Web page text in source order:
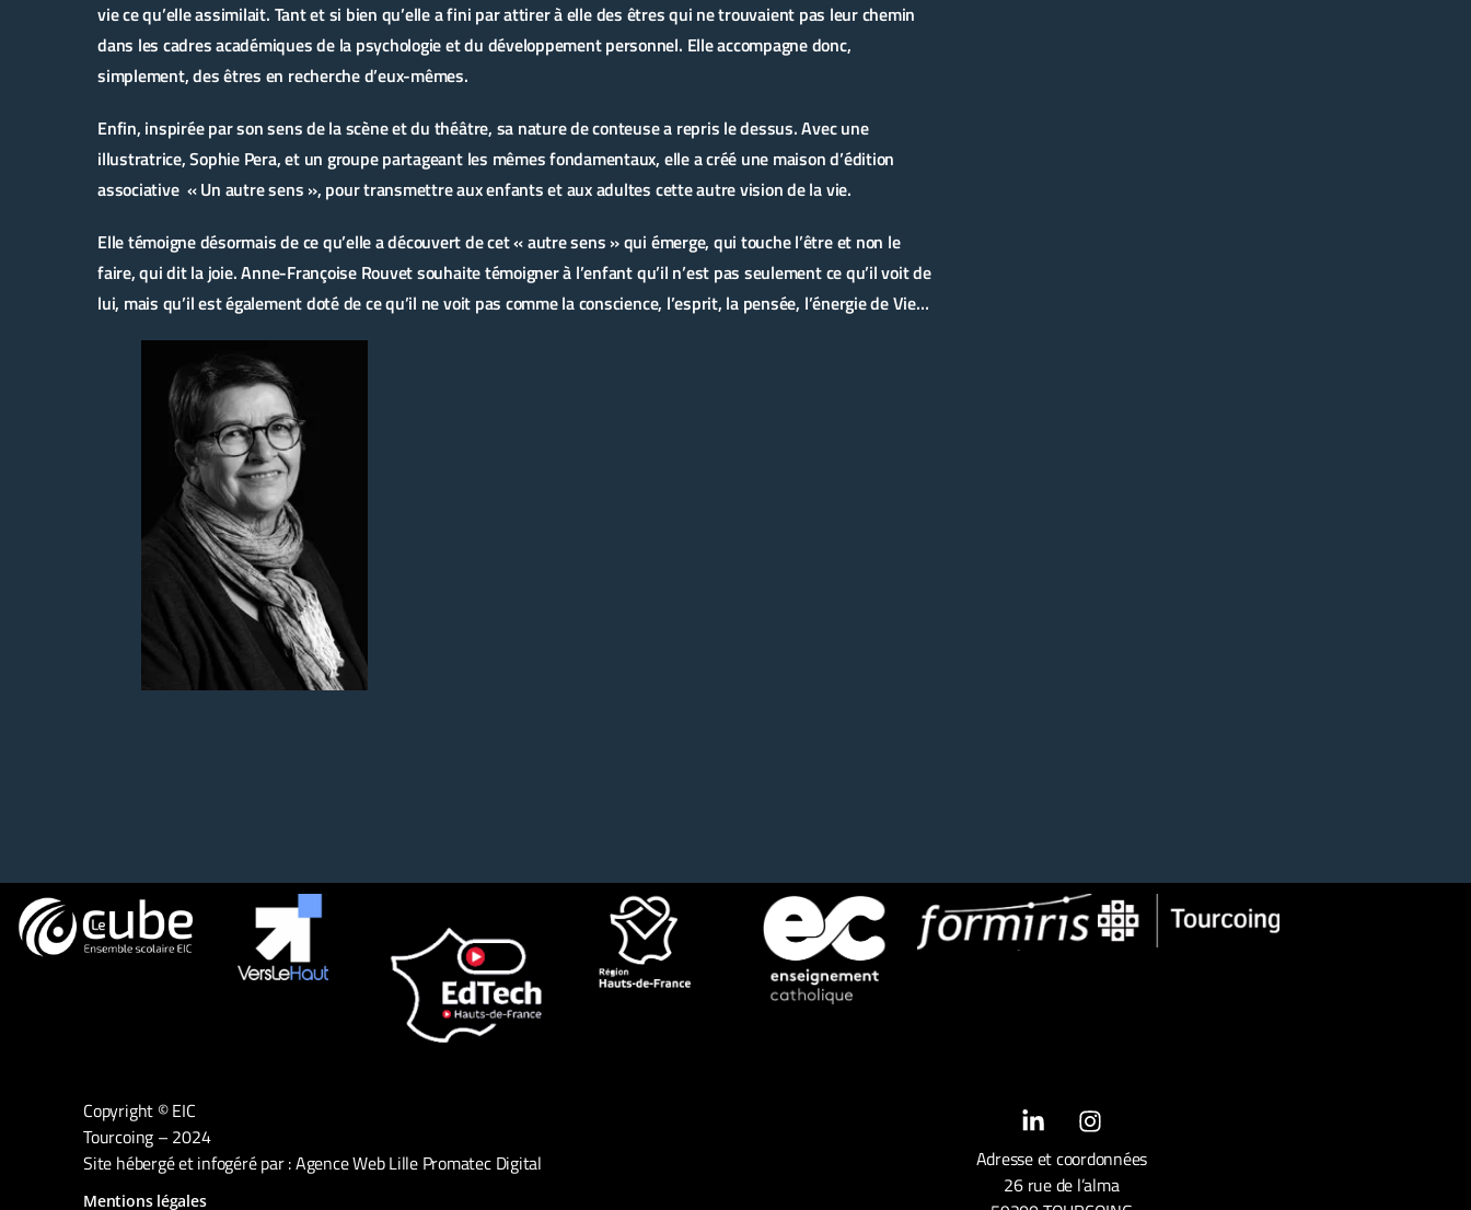
vie ce qu’elle assimilait. Tant et si bien qu’elle a fini par attirer à elle des êtres qui ne trouvaient pas leur chemin
dans les cadres académiques de la psychologie et du développement personnel. Elle accompagne donc,
simplement, des êtres en recherche d’eux-mêmes.
Enfin, inspirée par son sens de la scène et du théâtre, sa nature de conteuse a repris le dessus. Avec une
illustratrice, Sophie Pera, et un groupe partageant les mêmes fondamentaux, elle a créé une maison d’édition
associative « Un autre sens », pour transmettre aux enfants et aux adultes cette autre vision de la vie.
Elle témoigne désormais de ce qu’elle a découvert de cet « autre sens » qui émerge, qui touche l’être et non le
faire, qui dit la joie. Anne-Françoise Rouvet souhaite témoigner à l’enfant qu’il n’est pas seulement ce qu’il voit de
lui, mais qu’il est également doté de ce qu’il ne voit pas comme la conscience, l’esprit, la pensée, l’énergie de Vie…
Copyright © EIC
Tourcoing – 2024
Site hébergé et infogéré par :Agence Web Lille Promatec Digital
Mentions légales
Adresse et coordonnées
26 rue de l’alma